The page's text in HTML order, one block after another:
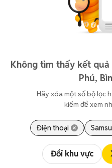
Không tìm thấy kết
Phú,
Hãy xóa một số bộ lọc
kiếm để xem
Điện thoại
Đổi khu vực